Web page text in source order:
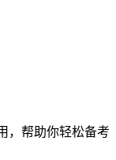
，帮助你轻松备考